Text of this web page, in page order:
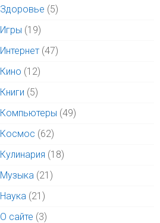
Здоровье (5)
Игры (19)
Интернет (47)
Кино (12)
Книги (5)
Компьютеры (49)
Космос (62)
Кулинария (18)
Музыка (21)
Наука (21)
О сайте (3)